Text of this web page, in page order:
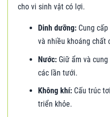
cho vi sinh vật có lợi.
Dinh dưỡng:Cung cấp
và nhiều khoáng chất
Nước:Giữ ẩm và
các lần tưới.
Không khí:Cấu trúc
triển khỏe.